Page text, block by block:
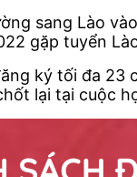
sang Lào
gặp tuyển
ký tối đa
lại tại cuộc